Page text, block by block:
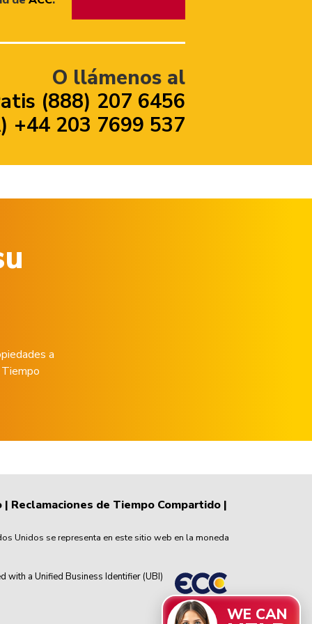
O llámenos al
(888) 207 6456
+44 203 7699 537
a
| Reclamaciones de Tiempo Compartido|
Unidos se representa en este sitio web en la moneda
a Unified Business Identifier (UBI)
WE CAN